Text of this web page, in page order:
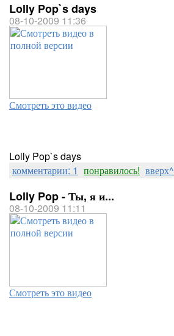
Lolly Pop`s days
08-10-2009 11:36
Смотреть это видео
Lolly Pop`s days
комментарии: 1 понравилось! вверх^
Lolly Pop - Ты, я и...
08-10-2009 11:11
Смотреть это видео